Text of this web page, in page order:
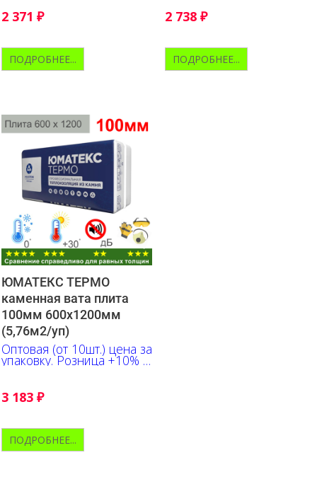
2 371 ₽
ПОДРОБНЕЕ...
2 738 ₽
ПОДРОБНЕЕ...
ЮМАТЕКС ТЕРМО
каменная вата плита
100мм 600х1200мм
(5,76м2/уп)
Оптовая (от 10шт.) цена за
упаковку. Розница +10% к
указанной цене
3 183 ₽
ПОДРОБНЕЕ...